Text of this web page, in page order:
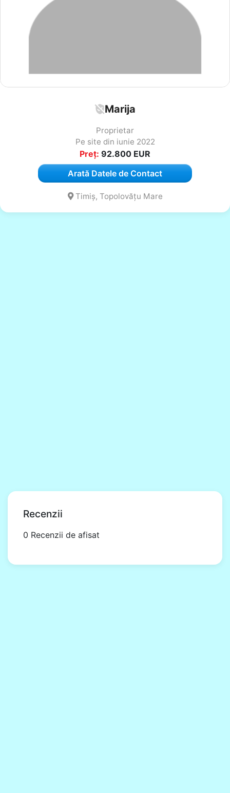
Marija
Proprietar
Pe site din iunie 2022
Preț: 92.800 EUR
Arată Datele de Contact
Timiș, Topolovățu Mare
Recenzii
0 Recenzii de afisat